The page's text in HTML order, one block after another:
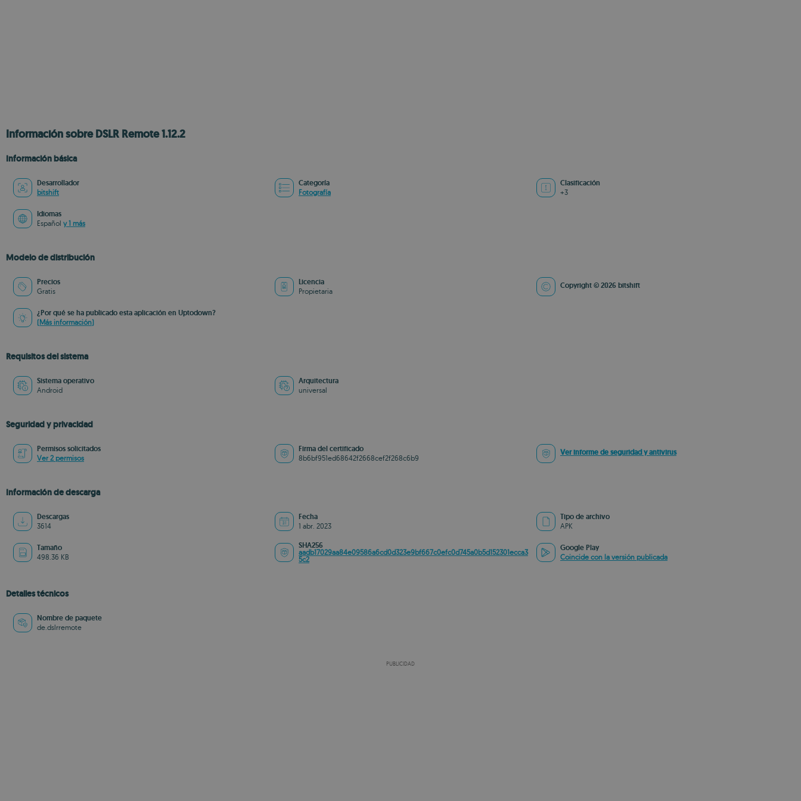
Información sobre DSLR Remote 1.12.2
Información básica
Desarrollador
bitshift
Categoría
Fotografía
Clasificación
+3
Idiomas
Español y 1 más
Modelo de distribución
Precios
Gratis
Licencia
Propietaria
Copyright © 2026 bitshift
¿Por qué se ha publicado esta aplicación en Uptodown?
(Más información)
Requisitos del sistema
Sistema operativo
Android
Arquitectura
universal
Seguridad y privacidad
Permisos solicitados
Ver 2 permisos
Firma del certificado
8b6bf951ed68642f2668cef2f268c6b9
Ver informe de seguridad y antivirus
Información de descarga
Descargas
3614
Fecha
1 abr. 2023
Tipo de archivo
APK
Tamaño
498.36 KB
SHA256
aadb17029aa84e09586a6cd0d323e9bf667c0efc0d745a0b5d152301ecca3
5c2
Google Play
Coincide con la versión publicada
Detalles técnicos
Nombre de paquete
de.dslrremote
PUBLICIDAD